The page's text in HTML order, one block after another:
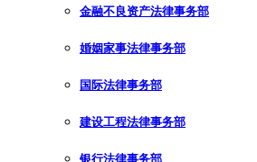
金融不良资产法律事务部
婚姻家事法律事务部
国际法律事务部
建设工程法律事务部
银行法律事务部